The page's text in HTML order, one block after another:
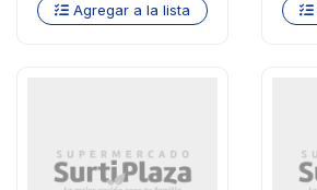
Agregar a la lista